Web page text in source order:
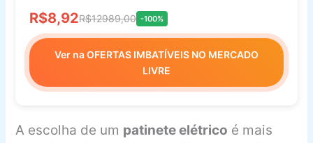
R$8,92R$12989,00 -100%
Ver na OFERTAS IMBATÍVEIS NO MERCADO
LIVRE
A escolha de um patinete elétrico é mais